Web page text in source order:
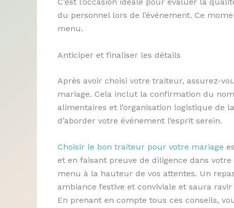
du personnel lors de l’événement. Ce
menu.
Anticiper et finaliser les détails
Après avoir choisi votre traiteur, assurez-
mariage. Cela inclut la confirmation du
alimentaires et l’organisation logistique de
d’aborder votre événement l’esprit serein.
Choisir le bon traiteur pour votre mariage
et en faisant preuve de diligence dans
menu à la hauteur de vos attentes. Un
ambiance festive et conviviale et saura
En prenant en compte tous ces conseils,